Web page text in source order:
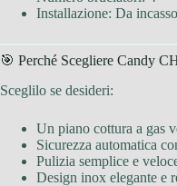
Installazione: Da incasso
🎯 Perché Scegliere Candy
Sceglilo se desideri:
Un piano cottura a gas
Sicurezza automatica
Pulizia semplice e
Design inox elegante e